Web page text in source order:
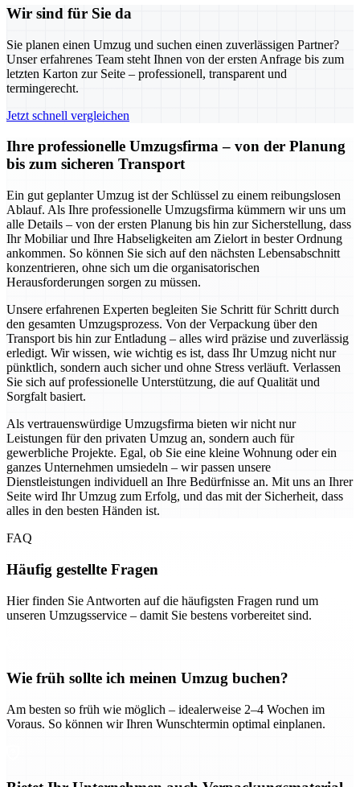
Wir sind für Sie da
Sie planen einen Umzug und suchen einen zuverlässigen Partner?
Unser erfahrenes Team steht Ihnen von der ersten Anfrage bis zum
letzten Karton zur Seite – professionell, transparent und
termingerecht.
Jetzt schnell vergleichen
Ihre professionelle Umzugsfirma – von der Planung
bis zum sicheren Transport
Ein gut geplanter Umzug ist der Schlüssel zu einem reibungslosen
Ablauf. Als Ihre professionelle Umzugsfirma kümmern wir uns um
alle Details – von der ersten Planung bis hin zur Sicherstellung, dass
Ihr Mobiliar und Ihre Habseligkeiten am Zielort in bester Ordnung
ankommen. So können Sie sich auf den nächsten Lebensabschnitt
konzentrieren, ohne sich um die organisatorischen
Herausforderungen sorgen zu müssen.
Unsere erfahrenen Experten begleiten Sie Schritt für Schritt durch
den gesamten Umzugsprozess. Von der Verpackung über den
Transport bis hin zur Entladung – alles wird präzise und zuverlässig
erledigt. Wir wissen, wie wichtig es ist, dass Ihr Umzug nicht nur
pünktlich, sondern auch sicher und ohne Stress verläuft. Verlassen
Sie sich auf professionelle Unterstützung, die auf Qualität und
Sorgfalt basiert.
Als vertrauenswürdige Umzugsfirma bieten wir nicht nur
Leistungen für den privaten Umzug an, sondern auch für
gewerbliche Projekte. Egal, ob Sie eine kleine Wohnung oder ein
ganzes Unternehmen umsiedeln – wir passen unsere
Dienstleistungen individuell an Ihre Bedürfnisse an. Mit uns an Ihrer
Seite wird Ihr Umzug zum Erfolg, und das mit der Sicherheit, dass
alles in den besten Händen ist.
FAQ
Häufig gestellte Fragen
Hier finden Sie Antworten auf die häufigsten Fragen rund um
unseren Umzugsservice – damit Sie bestens vorbereitet sind.
Wie früh sollte ich meinen Umzug buchen?
Am besten so früh wie möglich – idealerweise 2–4 Wochen im
Voraus. So können wir Ihren Wunschtermin optimal einplanen.